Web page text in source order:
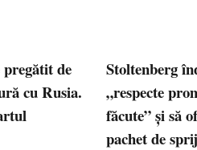
de
cu Rusia.
Stoltenberg
„respecte
făcute” şi să
pachet de